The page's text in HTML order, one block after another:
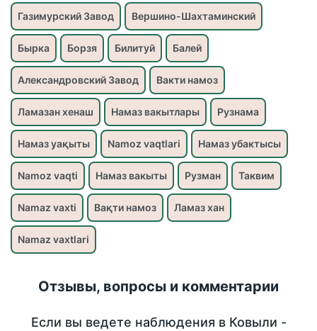
Газимурский Завод Вершино-Шахтаминский
Бырка Борзя Билитуй Балей
Александровский Завод Вакти намоз
Ламазан хенаш Намаз вакытлары Рузнама
Намаз уақыты Namoz vaqtlari Намаз убактысы
Namoz vaqti Намаз вакыты Рузман Таквим
Namaz vaxti Вақти намоз Ламаз хан
Namaz vaxtlari
Отзывы, вопросы и комментарии
Если вы ведете наблюдения в Ковыли -